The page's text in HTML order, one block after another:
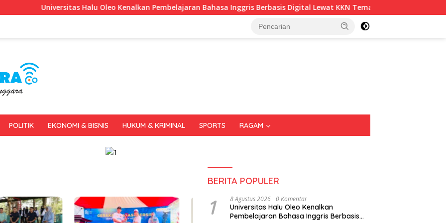
Universitas Halu Oleo Kenalkan Pembelajaran Bahasa Inggris Berbasis Digital Lewat KKN Tematik di Desa Alebo
POLITIK EKONOMI & BISNIS HUKUM & KRIMINAL SPORTS RAGAM
BERITA POPULER
1 8 Agustus 2026 0 Komentar
Universitas Halu Oleo Kenalkan
Pembelajaran Bahasa Inggris Berbasis